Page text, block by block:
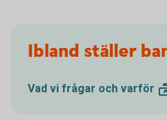
Ibland ställer
Vad vi frågar och varför